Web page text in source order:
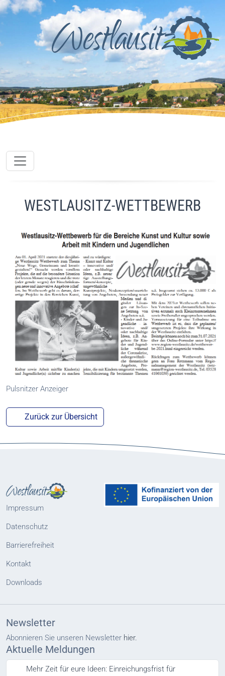
WESTLAUSITZ-WETTBEWERB
Pulsnitzer Anzeiger
Zurück zur Übersicht
Impressum
Datenschutz
Barrierefreiheit
Kontakt
Downloads
Newsletter
Abonnieren Sie unseren Newsletter hier.
Aktuelle Meldungen
Mehr Zeit für eure Ideen: Einreichungsfrist für